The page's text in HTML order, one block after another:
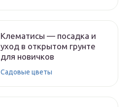
Клематисы — посадка и
уход в открытом грунте
для новичков
Садовые цветы